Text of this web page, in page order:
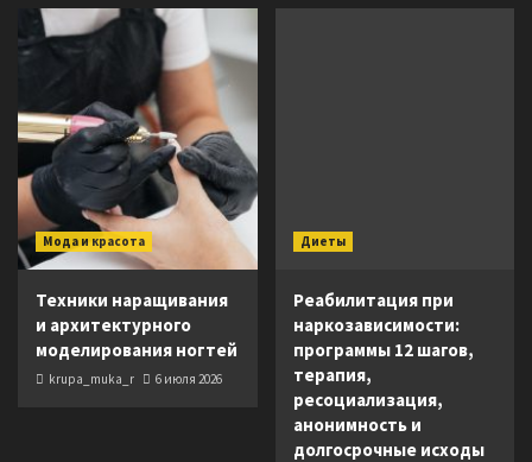
Мода и красота
Техники наращивания
и архитектурного
моделирования ногтей
krupa_muka_r 6 июля 2026
Диеты
Реабилитация при
наркозависимости:
программы 12 шагов,
терапия,
ресоциализация,
анонимность и
долгосрочные исходы